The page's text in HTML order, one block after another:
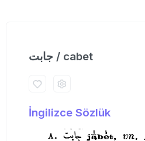
جابت / cabet
İngilizce Sözlük